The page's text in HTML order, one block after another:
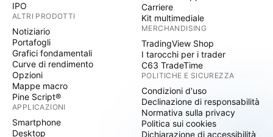
IPO
ALTRI PRODOTTI
Notiziario
Portafogli
Grafici fondamentali
Curve di rendimento
Opzioni
Mappe macro
Pine Script®
APPLICAZIONI
Smartphone
Desktop
Carriere
Kit multimediale
MERCHANDISING
TradingView Shop
I tarocchi per i trader
C63 TradeTime
POLITICHE E SICUREZZA
Condizioni d'uso
Declinazione di responsabilità
Normativa sulla privacy
Politica sui cookies
Dichiarazione di accessibilità